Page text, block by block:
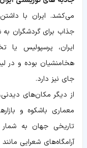
می‌کشد. ایران با
جذاب برای گردشگران
ایران، پرسپولیس
هخامنشیان بوده و در
جای نیز دارد.
از دیگر مکان‌های
معماری باشکوه و
تاریخی جهان به شمار
آرامگاه‌های شعرایی